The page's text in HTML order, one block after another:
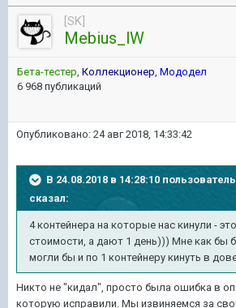
[SK]
Mebius_lW
Бета-тестер, Коллекционер, Мододел
6 968 публикаций
Опубликовано: 24 авг 2018, 14:33:42
В 24.08.2018 в 14:28:10 пользователь
сказал:
4 контейнера на которые нас кинули -
стоимости, а дают 1 день))) Мне как бы
могли бы и по 1 контейнеру кинуть в
Никто не "кидал", просто была ошибка в
которую исправили. Мы извиняемся за